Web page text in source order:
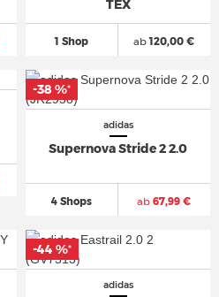
TEX
1 Shop ab120,00 €
adidas
Supernova Stride 2 2.0
4 Shops ab 67,99 €
-38 %*
-38 %*
adidas
-44 %*
-44 %*